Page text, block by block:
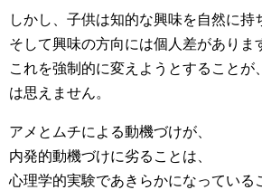
しかし、子供は知的な興味を自然に持
そして興味の方向には個人差がありま
これを強制的に変えようとすることが
は思えません。
アメとムチによる動機づけが、
内発的動機づけに劣ることは、
心理学的実験であきらかになっている